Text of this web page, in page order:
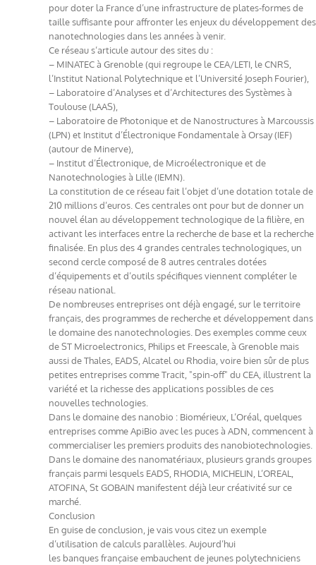
pour doter la France d’une infrastructure de plates-formes de
taille suffisante pour affronter les enjeux du développement des
nanotechnologies dans les années à venir.
Ce réseau s’articule autour des sites du :
– MINATEC à Grenoble (qui regroupe le CEA/LETI, le CNRS,
l’Institut National Polytechnique et l’Université Joseph Fourier),
– Laboratoire d’Analyses et d’Architectures des Systèmes à
Toulouse (LAAS),
– Laboratoire de Photonique et de Nanostructures à Marcoussis
(LPN) et Institut d’Électronique Fondamentale à Orsay (IEF)
(autour de Minerve),
– Institut d’Électronique, de Microélectronique et de
Nanotechnologies à Lille (IEMN).
La constitution de ce réseau fait l’objet d’une dotation totale de
210 millions d’euros. Ces centrales ont pour but de donner un
nouvel élan au développement technologique de la filière, en
activant les interfaces entre la recherche de base et la recherche
finalisée. En plus des 4 grandes centrales technologiques, un
second cercle composé de 8 autres centrales dotées
d’équipements et d’outils spécifiques viennent compléter le
réseau national.
De nombreuses entreprises ont déjà engagé, sur le territoire
français, des programmes de recherche et développement dans
le domaine des nanotechnologies. Des exemples comme ceux
de ST Microelectronics, Philips et Freescale, à Grenoble mais
aussi de Thales, EADS, Alcatel ou Rhodia, voire bien sûr de plus
petites entreprises comme Tracit, "spin-off" du CEA, illustrent la
variété et la richesse des applications possibles de ces
nouvelles technologies.
Dans le domaine des nanobio : Biomérieux, L’Oréal, quelques
entreprises comme ApiBio avec les puces à ADN, commencent à
commercialiser les premiers produits des nanobiotechnologies.
Dans le domaine des nanomatériaux, plusieurs grands groupes
français parmi lesquels EADS, RHODIA, MICHELIN, L’OREAL,
ATOFINA, St GOBAIN manifestent déjà leur créativité sur ce
marché.
Conclusion
En guise de conclusion, je vais vous citez un exemple
d’utilisation de calculs parallèles. Aujourd’hui
les banques française embauchent de jeunes polytechniciens